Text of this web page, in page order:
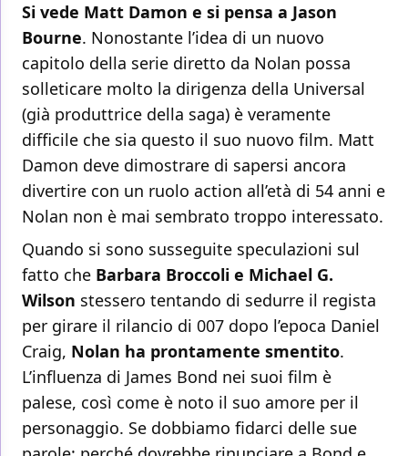
Si vede Matt Damon e si pensa a Jason
Bourne. Nonostante l’idea di un nuovo
capitolo della serie diretto da Nolan possa
solleticare molto la dirigenza della Universal
(già produttrice della saga) è veramente
difficile che sia questo il suo nuovo film. Matt
Damon deve dimostrare di sapersi ancora
divertire con un ruolo action all’età di 54 anni e
Nolan non è mai sembrato troppo interessato.
Quando si sono susseguite speculazioni sul
fatto che Barbara Broccoli e Michael G.
Wilson stessero tentando di sedurre il regista
per girare il rilancio di 007 dopo l’epoca Daniel
Craig, Nolan ha prontamente smentito.
L’influenza di James Bond nei suoi film è
palese, così come è noto il suo amore per il
personaggio. Se dobbiamo fidarci delle sue